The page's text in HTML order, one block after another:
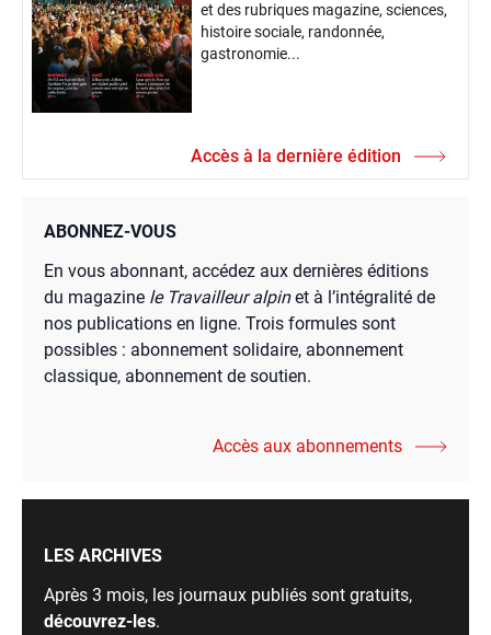
et des rubriques magazine, sciences,
histoire sociale, randonnée,
gastronomie...
Accès à la dernière édition
ABONNEZ-VOUS
En vous abonnant, accédez aux dernières éditions
du magazine le Travailleur alpinet à l’intégralité de
nos publications en ligne. Trois formules sont
possibles : abonnement solidaire, abonnement
classique, abonnement de soutien.
Accès aux abonnements
LES ARCHIVES
Après 3 mois, les journaux publiés sont gratuits,
découvrez-les.